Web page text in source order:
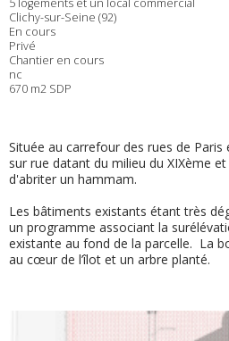
Clichy-sur-Seine (92)
En cours
Privé
Chantier en cours
nc
670 m2 SDP
Située au carrefour des rues de
sur rue datant du milieu du XIXème
d'abriter un hammam.
Les bâtiments existants étant très
un programme associant la
existante au fond de la parcelle. La
au cœur de l’îlot et un arbre planté.